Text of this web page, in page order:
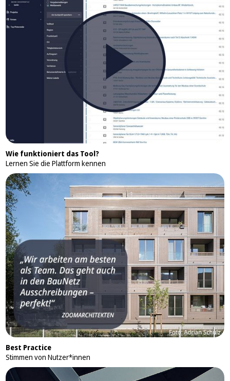
Wie funktioniert das Tool?
Lernen Sie die Plattform kennen
Best Practice
Stimmen von Nutzer*innen